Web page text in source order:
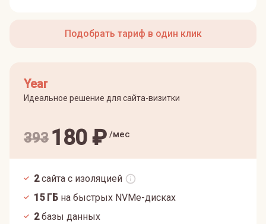
Подобрать тариф в один клик
Year
Идеальное решение для сайта-визитки
393 180₽ /мес
2 сайта с изоляцией
15ГБ на быстрых NVMe-дисках
2базы данных